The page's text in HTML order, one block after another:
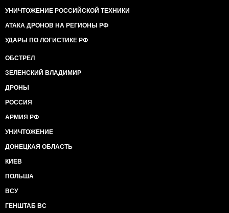
УНИЧТОЖЕНИЕ РОССИЙСКОЙ ТЕХНИКИ
АТАКА ДРОНОВ НА РЕГИОНЫ РФ
УДАРЫ ПО ЛОГИСТИКЕ РФ
ОБСТРЕЛ
ЗЕЛЕНСКИЙ ВЛАДИМИР
ДРОНЫ
РОССИЯ
АРМИЯ РФ
УНИЧТОЖЕНИЕ
ДОНЕЦКАЯ ОБЛАСТЬ
КИЕВ
ПОЛЬША
ВСУ
ГЕНШТАБ ВС